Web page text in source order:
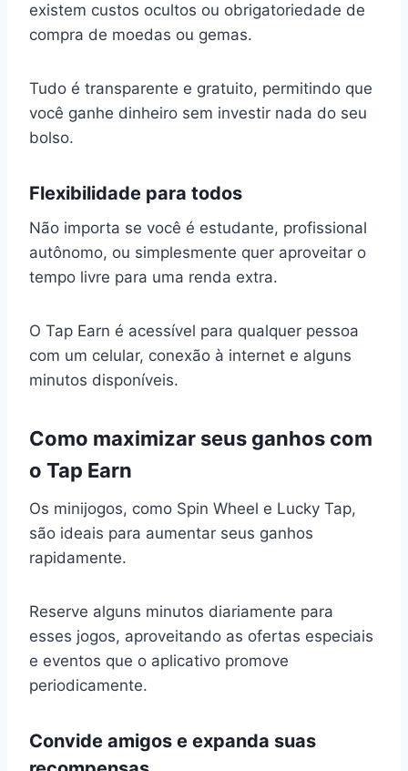
existem custos ocultos ou obrigatoriedade de
compra de moedas ou gemas.
Tudo é transparente e gratuito, permitindo que
você ganhe dinheiro sem investir nada do seu
bolso.
Flexibilidade para todos
Não importa se você é estudante, profissional
autônomo, ou simplesmente quer aproveitar o
tempo livre para uma renda extra.
O Tap Earn é acessível para qualquer pessoa
com um celular, conexão à internet e alguns
minutos disponíveis.
Como maximizar seus ganhos com
o Tap Earn
Os minijogos, como Spin Wheel e Lucky Tap,
são ideais para aumentar seus ganhos
rapidamente.
Reserve alguns minutos diariamente para
esses jogos, aproveitando as ofertas especiais
e eventos que o aplicativo promove
periodicamente.
Convide amigos e expanda suas